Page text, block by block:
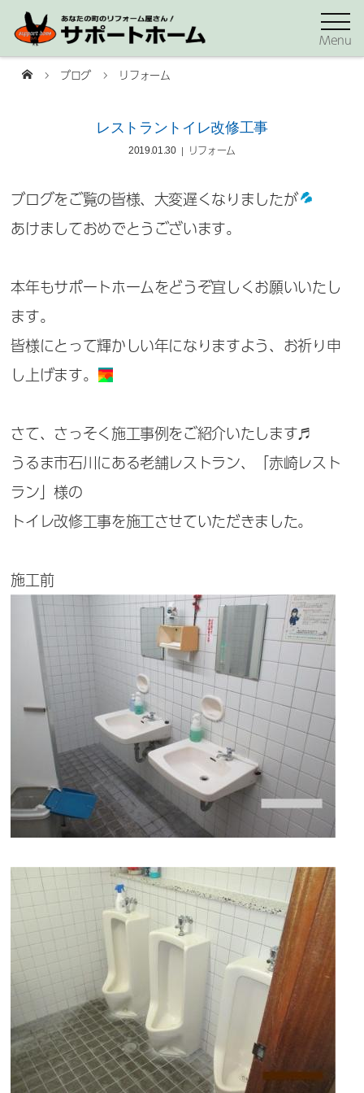
Menu
ブログ リフォーム
レストラントイレ改修工事
2019.01.30 リフォーム
ブログをご覧の皆様、大変遅くなりましたが
あけましておめでとうございます。
本年もサポートホームをどうぞ宜しくお願いいたし
ます。
皆様にとって輝かしい年になりますよう、お祈り申
し上げます。
さて、さっそく施工事例をご紹介いたします♬
うるま市石川にある老舗レストラン、「赤崎レスト
ラン」様の
トイレ改修工事を施工させていただきました。
施工前